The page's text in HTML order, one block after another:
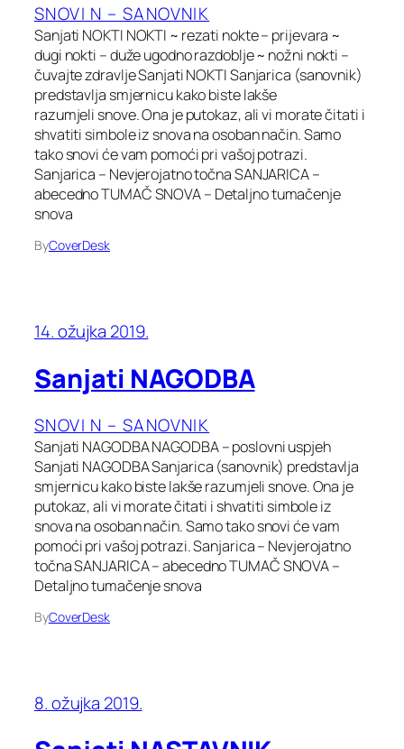
SNOVI N – SANOVNIK
Sanjati NOKTI NOKTI ~ rezati nokte – prijevara ~
dugi nokti – duže ugodno razdoblje ~ nožni nokti –
čuvajte zdravlje Sanjati NOKTI Sanjarica (sanovnik)
predstavlja smjernicu kako biste lakše
razumjeli snove. Ona je putokaz, ali vi morate čitati i
shvatiti simbole iz snova na osoban način. Samo
tako snovi će vam pomoći pri vašoj potrazi.
Sanjarica – Nevjerojatno točna SANJARICA –
abecedno TUMAČ SNOVA – Detaljno tumačenje
snova
ByCoverDesk
14. ožujka 2019.
Sanjati NAGODBA
SNOVI N – SANOVNIK
Sanjati NAGODBA NAGODBA – poslovni uspjeh
Sanjati NAGODBA Sanjarica (sanovnik) predstavlja
smjernicu kako biste lakše razumjeli snove. Ona je
putokaz, ali vi morate čitati i shvatiti simbole iz
snova na osoban način. Samo tako snovi će vam
pomoći pri vašoj potrazi. Sanjarica – Nevjerojatno
točna SANJARICA – abecedno TUMAČ SNOVA –
Detaljno tumačenje snova
ByCoverDesk
8. ožujka 2019.